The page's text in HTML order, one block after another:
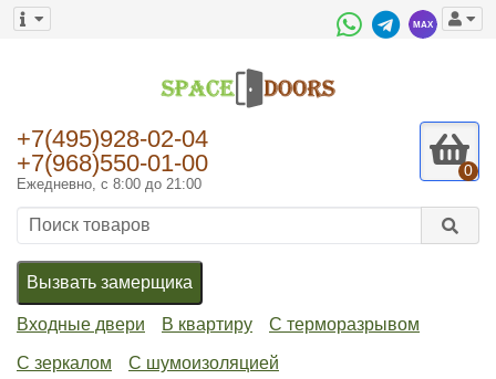
+7(495)928-02-04
+7(968)550-01-00
Ежедневно, с 8:00 до 21:00
0
Вызвать замерщика
Входные двери В квартиру С терморазрывом
С зеркалом С шумоизоляцией